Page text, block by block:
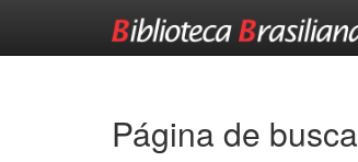
Página de busca